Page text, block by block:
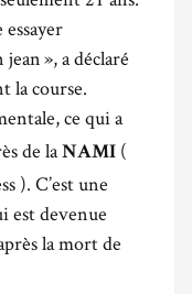
», a déclaré
la course.
ce qui a
de laNAMI (
). C’est une
est devenue
la mort de